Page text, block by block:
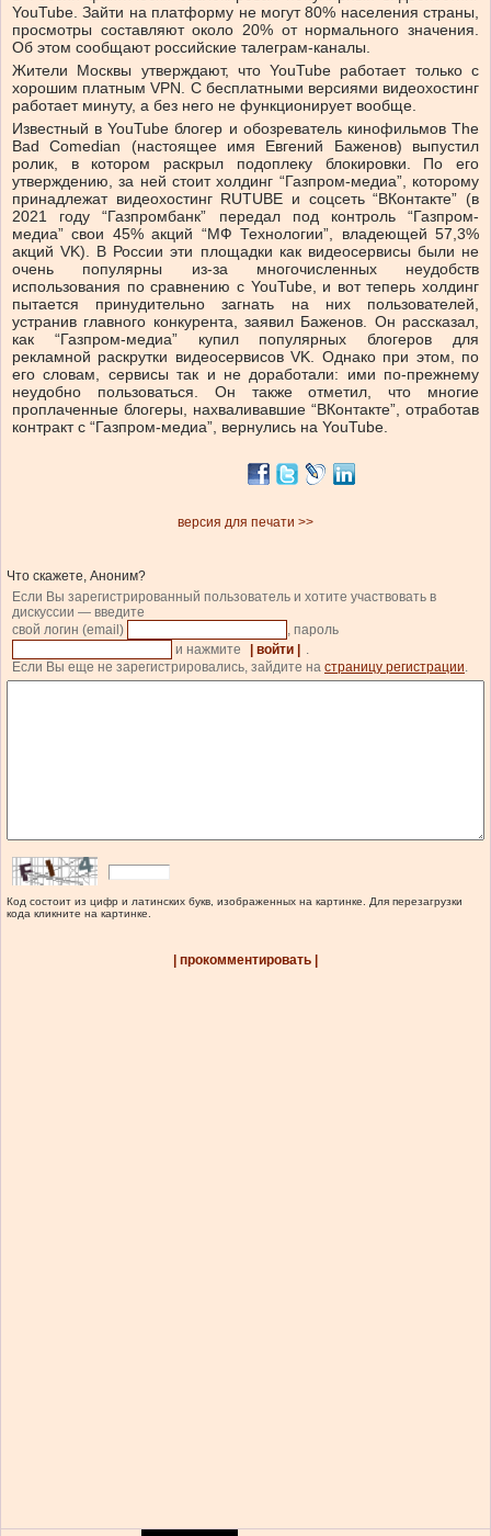
YouTube. Зайти на платформу не могут 80% населения страны,
просмотры составляют около 20% от нормального значения.
Об этом сообщают российские талеграм-каналы.
Жители Москвы утверждают, что YouTube работает только с
хорошим платным VPN. С бесплатными версиями видеохостинг
работает минуту, а без него не функционирует вообще.
Известный в YouTube блогер и обозреватель кинофильмов The
Bad Comedian (настоящее имя Евгений Баженов) выпустил
ролик, в котором раскрыл подоплеку блокировки. По его
утверждению, за ней стоит холдинг “Газпром-медиа”, которому
принадлежат видеохостинг RUTUBE и соцсеть “ВКонтакте” (в
2021 году “Газпромбанк” передал под контроль “Газпром-
медиа” свои 45% акций “МФ Технологии”, владеющей 57,3%
акций VK). В России эти площадки как видеосервисы были не
очень популярны из-за многочисленных неудобств
использования по сравнению с YouTube, и вот теперь холдинг
пытается принудительно загнать на них пользователей,
устранив главного конкурента, заявил Баженов. Он рассказал,
как “Газпром-медиа” купил популярных блогеров для
рекламной раскрутки видеосервисов VK. Однако при этом, по
его словам, сервисы так и не доработали: ими по-прежнему
неудобно пользоваться. Он также отметил, что многие
проплаченные блогеры, нахваливавшие “ВКонтакте”, отработав
контракт с “Газпром-медиа”, вернулись на YouTube.
версия для печати >>
Что скажете, Аноним?
Если Вы зарегистрированный пользователь и хотите участвовать в
дискуссии — введите
свой логин (email)
, пароль
и нажмите
| войти |
.
Если Вы еще не зарегистрировались, зайдите на страницу регистрации.
Код состоит из цифр и латинских букв, изображенных на картинке. Для перезагрузки
кода кликните на картинке.
| прокомментировать |